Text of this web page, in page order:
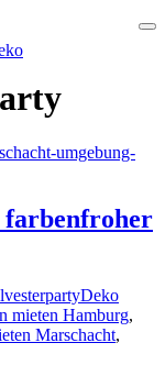
farbenfroher
Deko
mieten Hamburg,
Marschacht,